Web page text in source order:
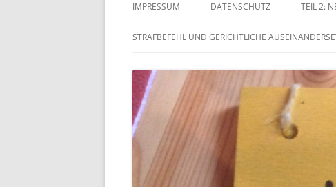
IMPRESSUM DATENSCHUTZ TEIL 2:
STRAFBEFEHL UND GERICHTLICHE